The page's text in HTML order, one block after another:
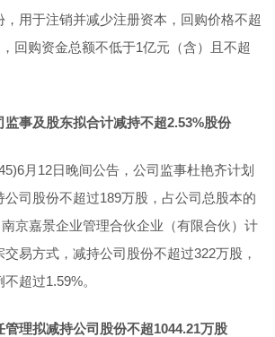
用于注销并减少注册资本，回购价格不超
回购资金总额不低于1亿元（含）且不超
监事及股东拟合计减持不超2.53%股份
月12日晚间公告，公司监事杜艳齐计划
公司股份不超过189万股，占公司总股本的
京嘉景企业管理合伙企业（有限合伙）计
易方式，减持公司股份不超过322万股，
超过1.59%。
管理拟减持公司股份不超1044.21万股